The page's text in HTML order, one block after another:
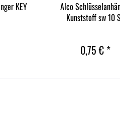
KEY
Alco
Kunststoff sw 10
0,75 € *